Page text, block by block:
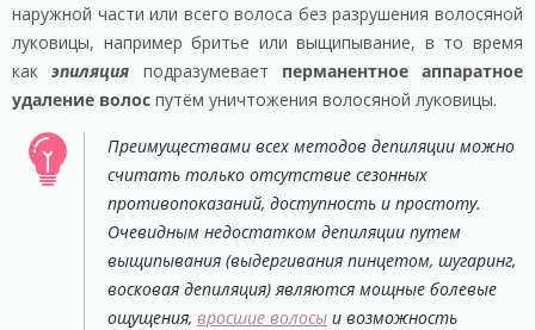
наружной части или всего волоса без разрушения волосяной
луковицы, например бритье или выщипывание, в то время
какэпиляция подразумевает перманентное аппаратное
удаление волос путём уничтожения волосяной луковицы.
Преимуществами всех методов депиляции можно
считать только отсутствие сезонных
противопоказаний, доступность и простоту.
Очевидным недостатком депиляции путем
выщипывания (выдергивания пинцетом, шугаринг,
восковая депиляция) являются мощные болевые
ощущения, вросшие волосы и возможность